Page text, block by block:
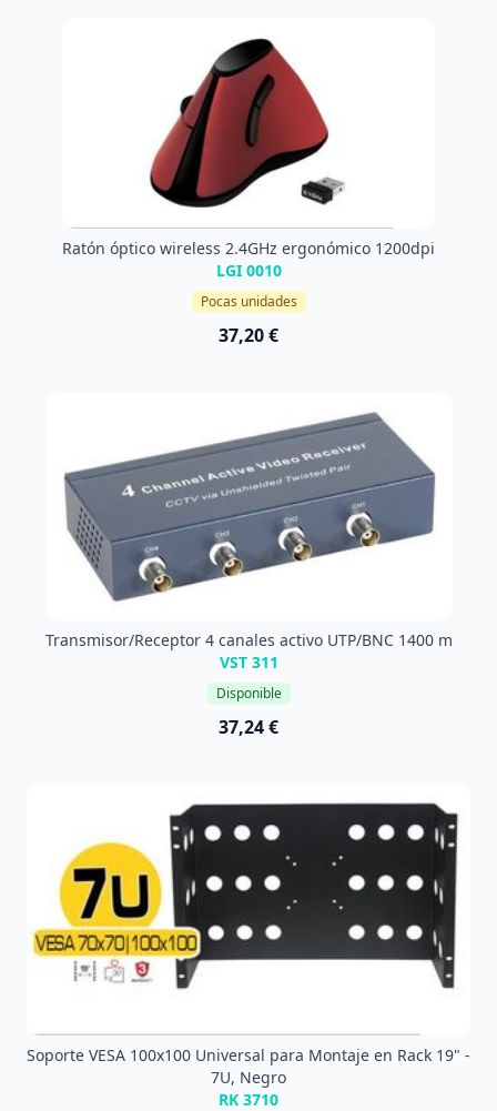
Ratón óptico wireless 2.4GHz ergonómico 1200dpi
LGI 0010
Pocas unidades
37,20 €
Transmisor/Receptor 4 canales activo UTP/BNC 1400 m
VST 311
Disponible
37,24 €
Soporte VESA 100x100 Universal para Montaje en Rack 19" -
7U, Negro
RK 3710